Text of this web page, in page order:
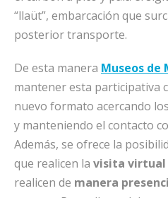
“llaüt”, embarcación que
posterior transporte.
De esta manera Museos de
mantener esta participativa
nuevo formato acercando
y manteniendo el contacto
Además, se ofrece la
que realicen la visita virtual
realicen de manera